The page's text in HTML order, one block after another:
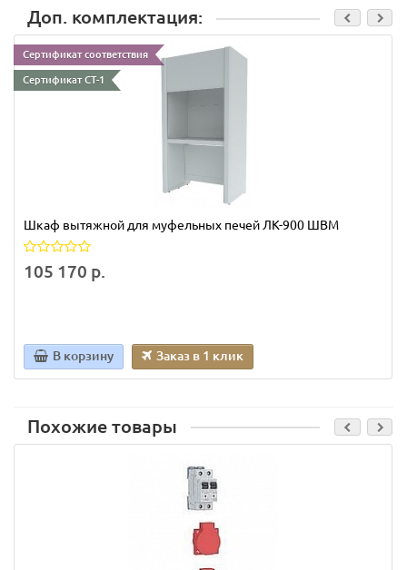
Доп. комплектация:
Сертификат соответствия
Сертификат СТ-1
Шкаф вытяжной для муфельных печей ЛК-900 ШВМ
105 170 р.
В корзину Заказ в 1 клик
Похожие товары